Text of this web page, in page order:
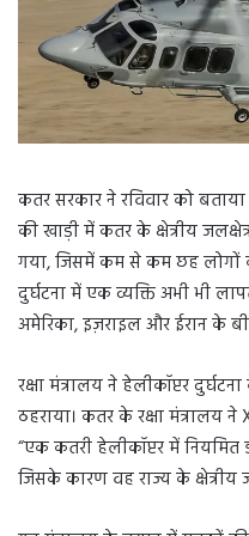
कतर सरकार ने रविवार को
की खाड़ी में कतर के क्षेत्रीय
गया, जिसमें कम से कम छह लोगों
दुर्घटना में एक व्यक्ति अभी भी
अमेरिका, इज़राइल और ईरान के
रक्षा मंत्रालय ने हेलीकॉप्टर
ठहराया। कतर के रक्षा मंत्रालय
“एक कतरी हेलीकॉप्टर में
जिसके कारण वह राज्य के क्षेत्रीय